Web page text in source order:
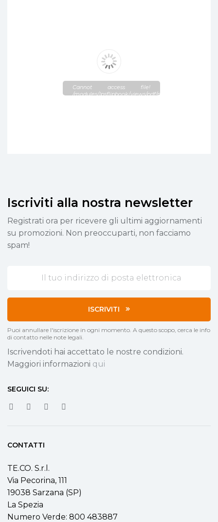
Cannot access file!
/modules/lpsflipbook/views/pdf/pdf_1_1.pdf
Iscriviti alla nostra newsletter
Registrati ora per ricevere gli ultimi aggiornamenti
su promozioni. Non preoccuparti, non facciamo
spam!
ISCRIVITI
Puoi annullare l'iscrizione in ogni momento. A questo scopo, cerca le info
di contatto nelle note legali.
Iscrivendoti hai accettato le nostre condizioni.
Maggiori informazioni qui
SEGUICI SU:
CONTATTI
TE.CO. S.r.l.
Via Pecorina, 111
19038 Sarzana (SP)
La Spezia
Numero Verde: 800 483887